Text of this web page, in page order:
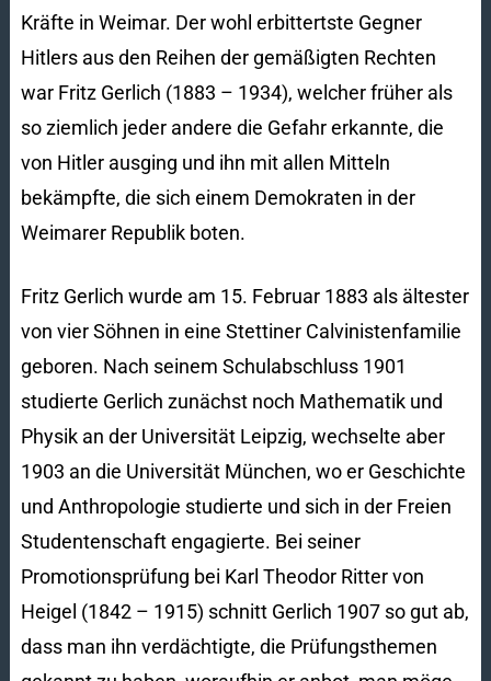
Kräfte in Weimar. Der wohl erbittertste Gegner
Hitlers aus den Reihen der gemäßigten Rechten
war Fritz Gerlich (1883 – 1934), welcher früher als
so ziemlich jeder andere die Gefahr erkannte, die
von Hitler ausging und ihn mit allen Mitteln
bekämpfte, die sich einem Demokraten in der
Weimarer Republik boten.
Fritz Gerlich wurde am 15. Februar 1883 als ältester
von vier Söhnen in eine Stettiner Calvinistenfamilie
geboren. Nach seinem Schulabschluss 1901
studierte Gerlich zunächst noch Mathematik und
Physik an der Universität Leipzig, wechselte aber
1903 an die Universität München, wo er Geschichte
und Anthropologie studierte und sich in der Freien
Studentenschaft engagierte. Bei seiner
Promotionsprüfung bei Karl Theodor Ritter von
Heigel (1842 – 1915) schnitt Gerlich 1907 so gut ab,
dass man ihn verdächtigte, die Prüfungsthemen